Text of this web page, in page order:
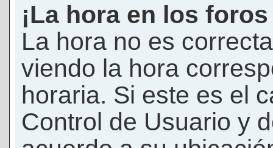
¡La hora en los
La hora no es
viendo la hora
horaria. Si este es el
Control de Usuario y